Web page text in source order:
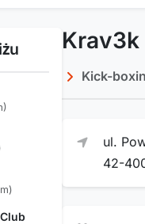
Kick-
ul.
42-